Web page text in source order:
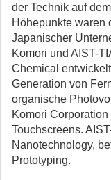
der Technik auf
Höhepunkte waren
Japanischer
Komori und AIST-
Chemical
Generation von
organische
Komori
Touchscreens.
Nanotechnology,
Prototyping.